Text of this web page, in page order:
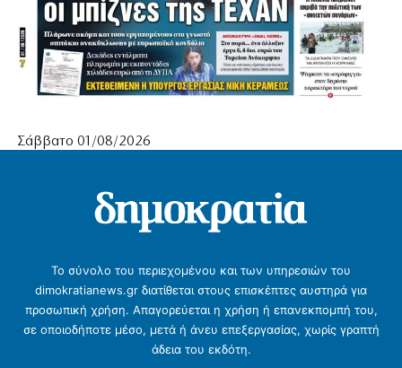
Σάββατο 01/08/2026
Το σύνολο του περιεχομένου και των υπηρεσιών του
dimokratianews.gr διατίθεται στους επισκέπτες αυστηρά για
προσωπική χρήση. Απαγορεύεται η χρήση ή επανεκπομπή του,
σε οποιοδήποτε μέσο, μετά ή άνευ επεξεργασίας, χωρίς γραπτή
άδεια του εκδότη.